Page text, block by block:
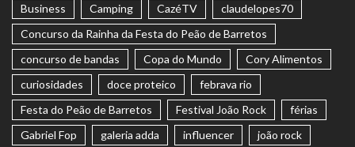
Business
Camping CazéTV
claudelopes70
Concurso da Rainha da Festa do Peão de Barretos
concurso de bandas
Copa do Mundo
Cory Alimentos
curiosidades
doce proteico
febrava rio
Festa do Peão de Barretos
Festival João Rock
férias
Gabriel Fop
galeria adda influencer
joão rock